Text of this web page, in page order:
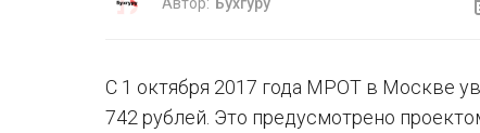
С 1 октября 2017 года МРОТ в Москве
742 рублей. Это предусмотрено